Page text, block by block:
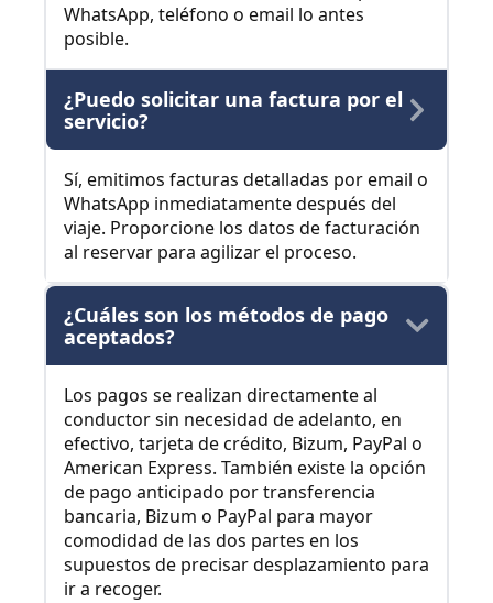
WhatsApp, teléfono o email lo antes
posible.
¿Puedo solicitar una factura por el
servicio?
Sí, emitimos facturas detalladas por email o
WhatsApp inmediatamente después del
viaje. Proporcione los datos de facturación
al reservar para agilizar el proceso.
¿Cuáles son los métodos de pago
aceptados?
Los pagos se realizan directamente al
conductor sin necesidad de adelanto, en
efectivo, tarjeta de crédito, Bizum, PayPal o
American Express. También existe la opción
de pago anticipado por transferencia
bancaria, Bizum o PayPal para mayor
comodidad de las dos partes en los
supuestos de precisar desplazamiento para
ir a recoger.